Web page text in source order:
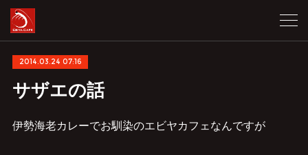
2014.03.24 07:16
サザエの話
伊勢海老カレーでお馴染のエビヤカフェなんですが